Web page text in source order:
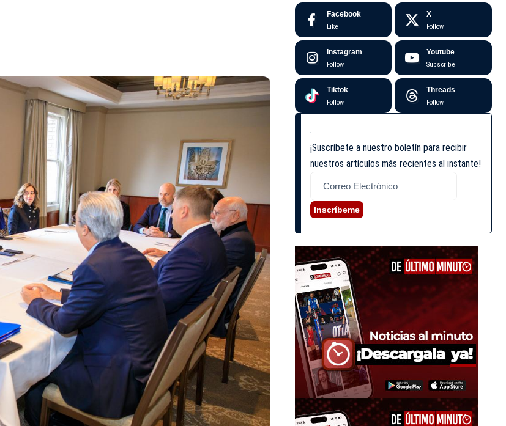
Facebook
Like
X
Follow
Instagram
Follow
Youtube
Subscribe
Tiktok
Follow
Threads
Follow
¡Suscríbete a nuestro boletín para recibir
nuestros artículos más recientes al instante!
Inscríbeme